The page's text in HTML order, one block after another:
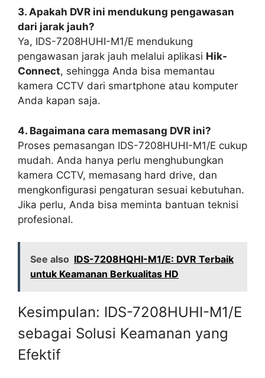
3. Apakah DVR ini mendukung pengawasan
dari jarak jauh?
Ya, IDS-7208HUHI-M1/E mendukung
pengawasan jarak jauh melalui aplikasi Hik-
Connect, sehingga Anda bisa memantau
kamera CCTV dari smartphone atau komputer
Anda kapan saja.
4. Bagaimana cara memasang DVR ini?
Proses pemasangan IDS-7208HUHI-M1/E cukup
mudah. Anda hanya perlu menghubungkan
kamera CCTV, memasang hard drive, dan
mengkonfigurasi pengaturan sesuai kebutuhan.
Jika perlu, Anda bisa meminta bantuan teknisi
profesional.
See also IDS-7208HQHI-M1/E: DVR Terbaik
untuk Keamanan Berkualitas HD
Kesimpulan: IDS-7208HUHI-M1/E
sebagai Solusi Keamanan yang
Efektif